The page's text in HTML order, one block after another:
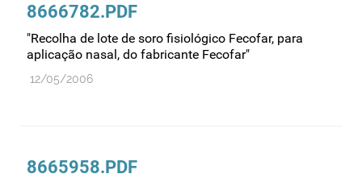
8666782.PDF
"Recolha de lote de soro fisiológico Fecofar, para
aplicação nasal, do fabricante Fecofar"
12/05/2006
8665958.PDF